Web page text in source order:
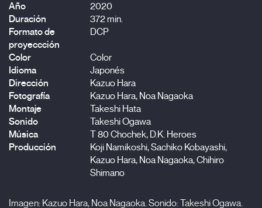
Año
2020
Duración
372 min.
Formato de
proyeccción
DCP
Color
Color
Idioma
Japonés
Dirección
Kazuo Hara
Fotografía
Kazuo Hara, Noa Nagaoka
Montaje
Takeshi Hata
Sonido
Takeshi Ogawa
Música
T 80 Chochek, D.K. Heroes
Producción
Koji Namikoshi, Sachiko Kobayashi,
Kazuo Hara, Noa Nagaoka, Chihiro
Shimano
Imagen: Kazuo Hara, Noa Nagaoka. Sonido: Takeshi Ogawa.